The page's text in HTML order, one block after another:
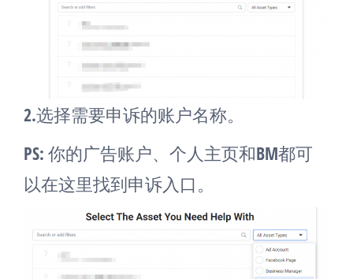
2.选择需要申诉的账户名称。
PS: 你的广告账户、个人主页和BM都可
以在这里找到申诉入口。